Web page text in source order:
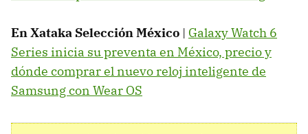
En Xataka Selección México | Galaxy Watch 6
Series inicia su preventa en México, precio y
dónde comprar el nuevo reloj inteligente de
Samsung con Wear OS